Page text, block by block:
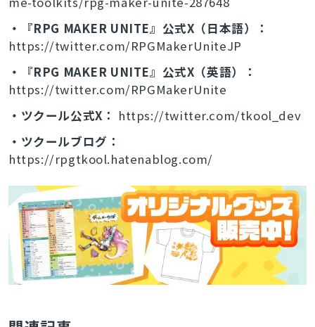
・『RPG MAKER UNITE』公式X（日本語）：
https://twitter.com/RPGMakerUniteJP
・『RPG MAKER UNITE』公式X（英語）：
https://twitter.com/RPGMakerUnite
・ツクール公式X： https://twitter.com/tkool_dev
・ツクールブログ：
https://rpgtkool.hatenablog.com/